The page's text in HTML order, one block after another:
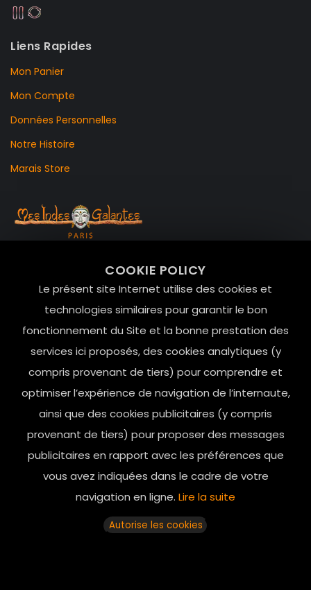
COOKIE POLICY
Le présent site Internet utilise des cookies et
technologies similaires pour garantir le bon
fonctionnement du Site et la bonne prestation des
services ici proposés, des cookies analytiques (y
compris provenant de tiers) pour comprendre et
optimiser l’expérience de navigation de l’internaute,
ainsi que des cookies publicitaires (y compris
provenant de tiers) pour proposer des messages
publicitaires en rapport avec les préférences que
vous avez indiquées dans le cadre de votre
navigation en ligne. Lire la suite
Autorise les cookies
Liens Rapides
Mon Panier
Mon Compte
Données Personnelles
Notre Histoire
Marais Store
Le Marais, 75004 Paris
contact@mesindesgalantes.com
01.42.72.42.51
Horaires d’ouverture: 11h - 19h30 Du lundi au dimanche